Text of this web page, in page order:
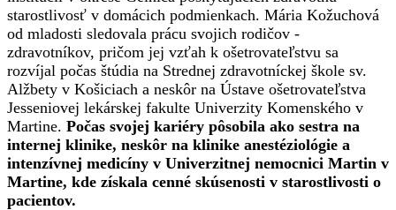
starostlivosť v domácich podmienkach. Mária Kožuchová
od mladosti sledovala prácu svojich rodičov -
zdravotníkov, pričom jej vzťah k ošetrovateľstvu sa
rozvíjal počas štúdia na Strednej zdravotníckej škole sv.
Alžbety v Košiciach a neskôr na Ústave ošetrovateľstva
Jesseniovej lekárskej fakulte Univerzity Komenského v
Martine. Počas svojej kariéry pôsobila ako sestra na
internej klinike, neskôr na klinike anestéziológie a
intenzívnej medicíny v Univerzitnej nemocnici Martin v
Martine, kde získala cenné skúsenosti v starostlivosti o
pacientov.